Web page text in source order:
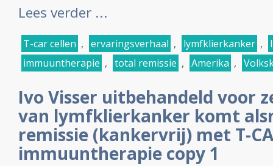
Lees verder ...
T-car cellen , ervaringsverhaal , lymfklierkanker ,
immuuntherapie , total remissie , Amerika ,
Ivo Visser uitbehandeld voor
van lymfklierkanker komt
remissie (kankervrij) met T-
immuuntherapie copy 1